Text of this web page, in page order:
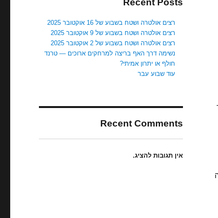
Recent Posts
רצים אולטרה ושטח בשבוע של 16 אוקטובר 2025
רצים אולטרה ושטח בשבוע של 9 אוקטובר 2025
רצים אולטרה ושטח בשבוע של 2 אוקטובר 2025
נשימה דרך האף בריצה למרחקים ארוכים — טרנד
חולף או יתרון אמיתי?
עוד שבוע עבר
Recent Comments
אין תגובות להציג.